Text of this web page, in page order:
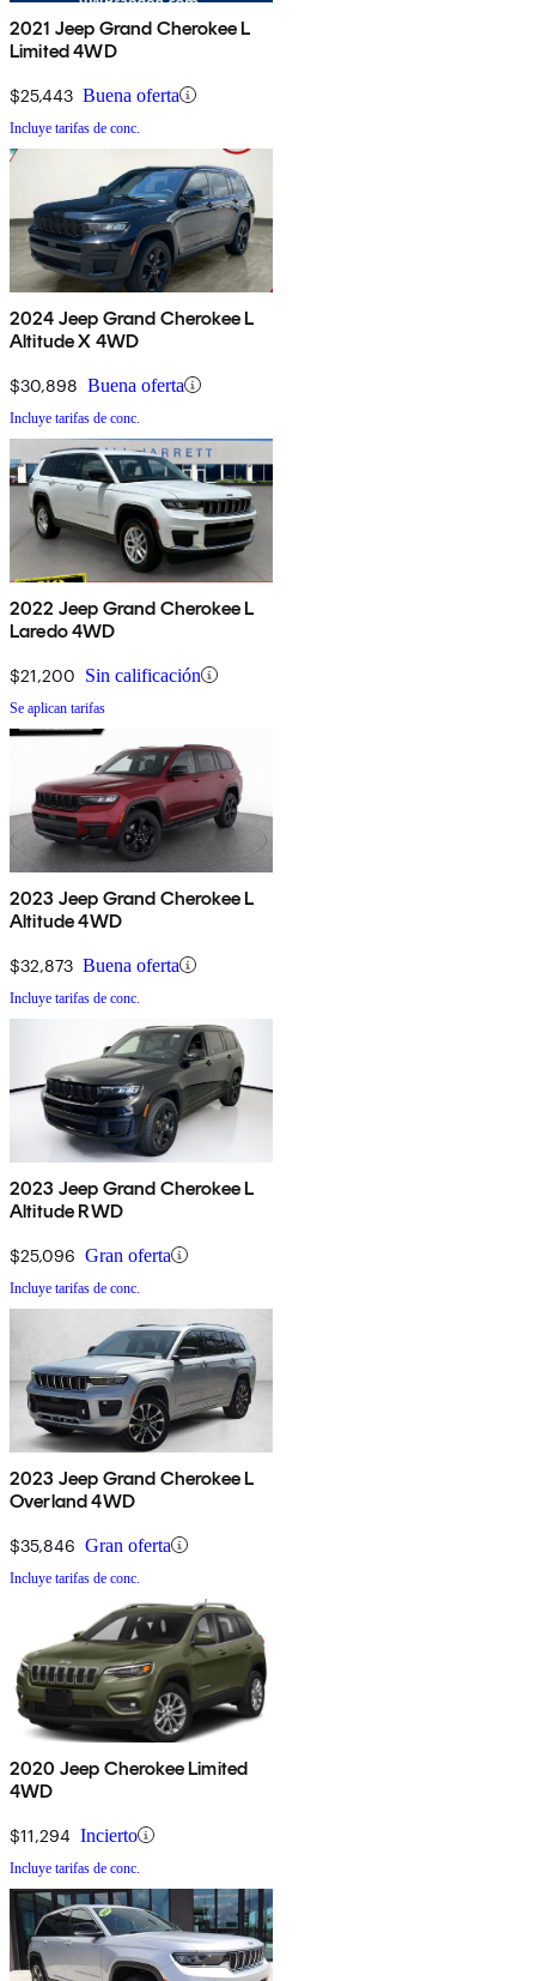
2021 Jeep Grand Cherokee L
Limited 4WD
$25,443 Buena oferta
Incluye tarifas de conc.
2024 Jeep Grand Cherokee L
Altitude X 4WD
$30,898 Buena oferta
Incluye tarifas de conc.
2022 Jeep Grand Cherokee L
Laredo 4WD
$21,200 Sin calificación
Se aplican tarifas
2023 Jeep Grand Cherokee L
Altitude 4WD
$32,873 Buena oferta
Incluye tarifas de conc.
2023 Jeep Grand Cherokee L
Altitude RWD
$25,096 Gran oferta
Incluye tarifas de conc.
2023 Jeep Grand Cherokee L
Overland 4WD
$35,846 Gran oferta
Incluye tarifas de conc.
2020 Jeep Cherokee Limited
4WD
$11,294 Incierto
Incluye tarifas de conc.